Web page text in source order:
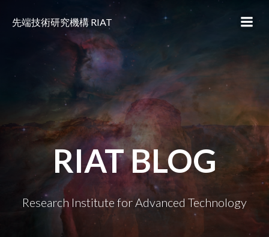
ン
ス
キ
ッ
プ
先端技術研究機構 RIAT
RIAT BLOG
Research Institute for Advanced Technology